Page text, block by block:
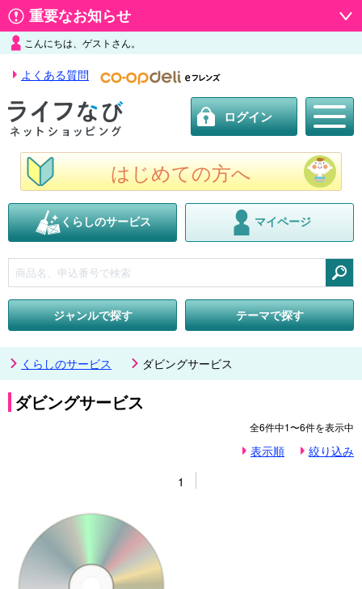
重要なお知らせ
こんにちは、ゲストさん。
よくある質問
ログイン
はじめての方へ
くらしのサービス マイページ
ジャンルで探す
テーマで探す
くらしのサービス ダビングサービス
ダビングサービス
全6件中1〜6件を表示中
表示順
絞り込み
1